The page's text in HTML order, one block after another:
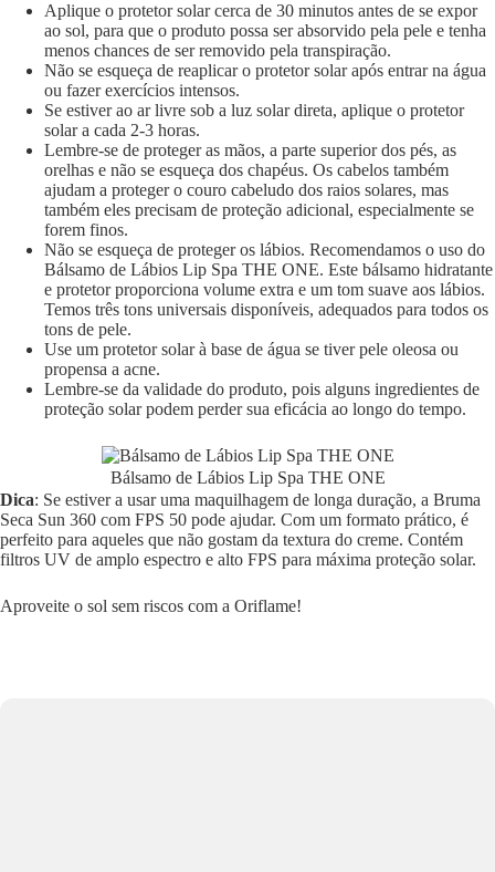
Aplique o protetor solar cerca de 30 minutos antes de se expor
ao sol, para que o produto possa ser absorvido pela pele e tenha
menos chances de ser removido pela transpiração.
Não se esqueça de reaplicar o protetor solar após entrar na água
ou fazer exercícios intensos.
Se estiver ao ar livre sob a luz solar direta, aplique o protetor
solar a cada 2-3 horas.
Lembre-se de proteger as mãos, a parte superior dos pés, as
orelhas e não se esqueça dos chapéus. Os cabelos também
ajudam a proteger o couro cabeludo dos raios solares, mas
também eles precisam de proteção adicional, especialmente se
forem finos.
Não se esqueça de proteger os lábios. Recomendamos o uso do
Bálsamo de Lábios Lip Spa THE ONE. Este bálsamo hidratante
e protetor proporciona volume extra e um tom suave aos lábios.
Temos três tons universais disponíveis, adequados para todos os
tons de pele.
Use um protetor solar à base de água se tiver pele oleosa ou
propensa a acne.
Lembre-se da validade do produto, pois alguns ingredientes de
proteção solar podem perder sua eficácia ao longo do tempo.
Bálsamo de Lábios Lip Spa THE ONE
Dica: Se estiver a usar uma maquilhagem de longa duração, a Bruma
Seca Sun 360 com FPS 50 pode ajudar. Com um formato prático, é
perfeito para aqueles que não gostam da textura do creme. Contém
filtros UV de amplo espectro e alto FPS para máxima proteção solar.
Aproveite o sol sem riscos com a Oriflame!